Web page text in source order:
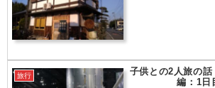
旅行
子供との2人旅の
編：1日